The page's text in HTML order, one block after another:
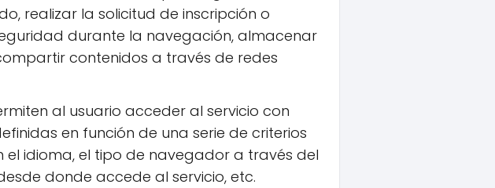
realizar la solicitud de inscripción o
durante la navegación, almacenar
contenidos a través de redes
al usuario acceder al servicio con
en función de una serie de criterios
idioma, el tipo de navegador a través del
donde accede al servicio, etc.